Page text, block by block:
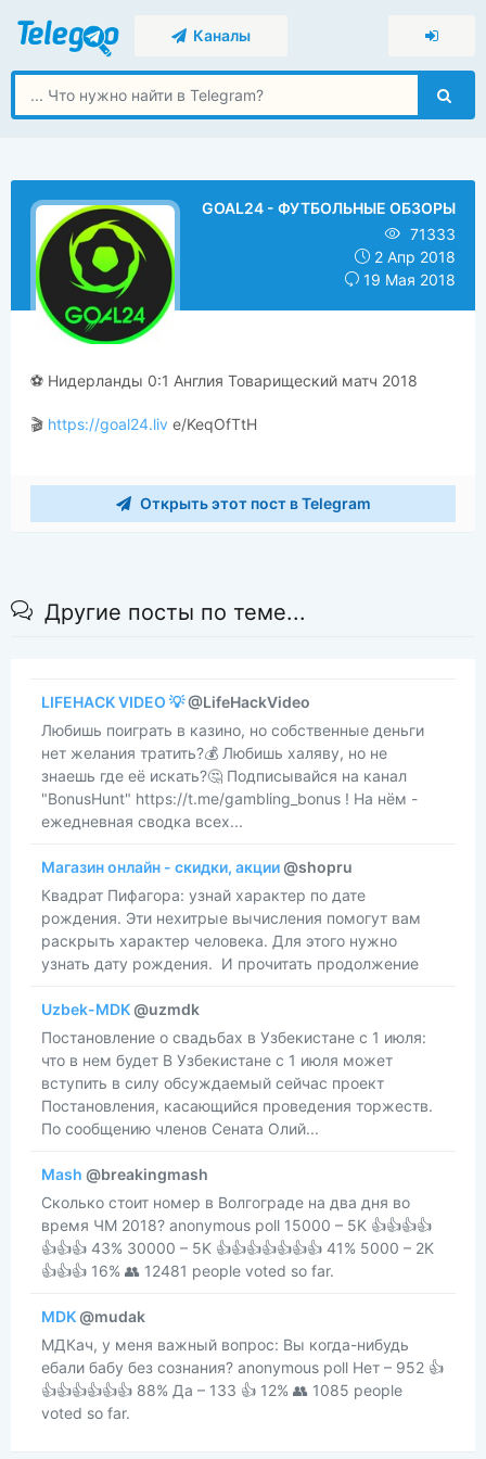
Каналы
GOAL24 - ФУТБОЛЬНЫЕ ОБЗОРЫ
71333
2 Апр 2018
19 Мая 2018
⚽️ Нидерланды 0:1 Англия Товарищеский матч 2018
🎬 https://goal24.liv e/KeqOfTtH
Открыть этот пост в Telegram
Другие посты по теме...
LIFEHACK VIDEO 💡@LifeHackVideo
​​Любишь поиграть в казино, но собственные деньги
нет желания тратить?💰 Любишь халяву, но не
знаешь где её искать?🤔 Подписывайся на канал
"BonusHunt" https://t.me/gambling_bonus ! На нём -
ежедневная сводка всех...
Магазин онлайн - скидки, акции@shopru
​​Квадрат Пифагора: узнай характер по дате
рождения. Эти нехитрые вычисления помогут вам
раскрыть характер человека. Для этого нужно
узнать дату рождения. И прочитать продолжение
Uzbek-MDK@uzmdk
Постановление о свадьбах в Узбекистане с 1 июля:
что в нем будет В Узбекистане с 1 июля может
вступить в силу обсуждаемый сейчас проект
Постановления, касающийся проведения торжеств.
По сообщению членов Сената Олий...
Mash @breakingmash
Сколько стоит номер в Волгограде на два дня во
время ЧМ 2018? anonymous poll 15000 – 5K 👍👍👍👍
👍👍👍 43% 30000 – 5K 👍👍👍👍👍👍👍 41% 5000 – 2K
👍👍👍 16% 👥 12481 people voted so far.
MDK@mudak
МДКач, у меня важный вопрос: Вы когда-нибудь
ебали бабу без сознания? anonymous poll Нет – 952 👍
👍👍👍👍👍👍 88% Да – 133 👍 12% 👥 1085 people
voted so far.